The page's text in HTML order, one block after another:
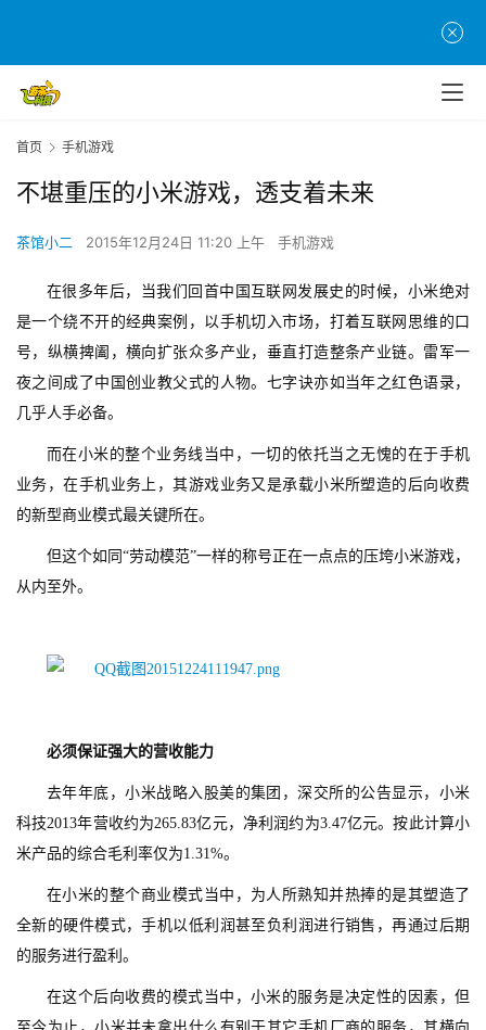
首页 手机游戏
不堪重压的小米游戏，透支着未来
茶馆小二 2015年12月24日 11:20 上午 手机游戏
在很多年后，当我们回首中国互联网发展史的时候，小米绝对
是一个绕不开的经典案例，以手机切入市场，打着互联网思维的口
号，纵横捭阖，横向扩张众多产业，垂直打造整条产业链。雷军一
夜之间成了中国创业教父式的人物。七字诀亦如当年之红色语录，
几乎人手必备。
而在小米的整个业务线当中，一切的依托当之无愧的在于手机
业务，在手机业务上，其游戏业务又是承载小米所塑造的后向收费
的新型商业模式最关键所在。
但这个如同“劳动模范”一样的称号正在一点点的压垮小米游戏，
从内至外。
必须保证强大的营收能力
去年年底，小米战略入股美的集团，深交所的公告显示，小米
科技2013年营收约为265.83亿元，净利润约为3.47亿元。按此计算小
米产品的综合毛利率仅为1.31%。
在小米的整个商业模式当中，为人所熟知并热捧的是其塑造了
全新的硬件模式，手机以低利润甚至负利润进行销售，再通过后期
的服务进行盈利。
在这个后向收费的模式当中，小米的服务是决定性的因素，但